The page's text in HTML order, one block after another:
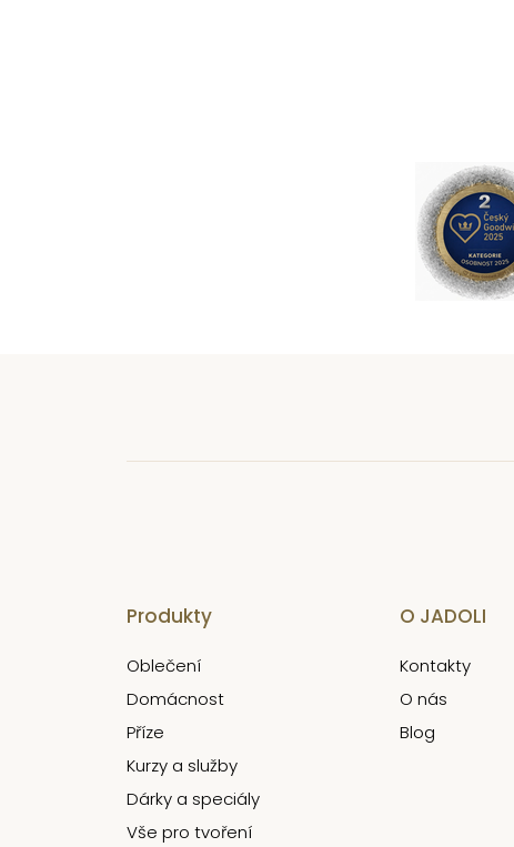
Produkty
Oblečení
Domácnost
Příze
Kurzy a služby
Dárky a speciály
Vše pro tvoření
O JADOLI
Kontakty
O nás
Blog